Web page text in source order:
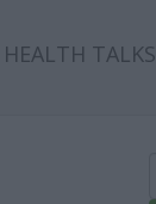
HEALTH TALKS